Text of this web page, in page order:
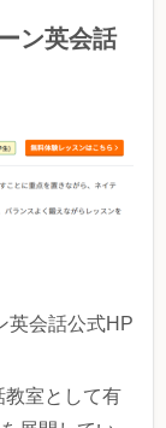
ン英会話
英会話公式HP
教室として有